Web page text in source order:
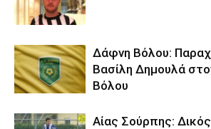
Δάφνη Βόλου:
Βασίλη Δημουλά
Βόλου
Αίας Σούρπης: